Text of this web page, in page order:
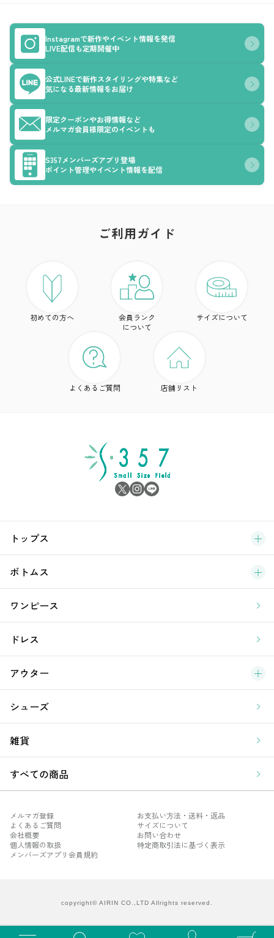
ブ
新
ラ
ア
Instagramで新作やイベント情報を発信
LIVE配信も定期開催中
公式LINEで新作スタイリングや特集など
気になる最新情報をお届け
限定クーポンやお得情報など
メルマガ会員様限定のイベントも
S357メンバーズアプリ登場
ポイント管理やイベント情報を配信
ご利用ガイド
初めての方へ
会員ランク
について
サイズについて
よくあるご質問 店舗リスト
トップス
ボトムス
ワンピース
ドレス
アウター
シューズ
雑貨
すべての商品
メルマガ登録
お支払い方法・送料・返品
よくあるご質問
サイズについて
会社概要
お問い合わせ
個人情報の取扱
特定商取引法に基づく表示
メンバーズアプリ会員規約
copyright© AIRIN CO.,LTD Allrights reserved.